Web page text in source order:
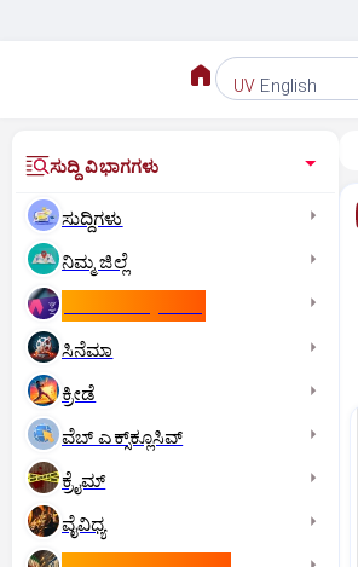
UV English
ಸುದ್ದಿ ವಿಭಾಗಗಳು
ಸುದ್ದಿಗಳು
ನಿಮ್ಮ ಜಿಲ್ಲೆ
ಸಿನೆಮಾ
ಕ್ರೀಡೆ
ವೆಬ್ ಎಕ್ಸ್‌ಕ್ಲೂಸಿವ್
ಕ್ರೈಮ್
ವೈವಿಧ್ಯ